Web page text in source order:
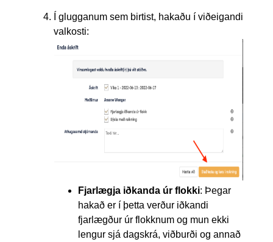
Í glugganum sem birtist, hakaðu í viðeigandi
valkosti:
Fjarlægja iðkanda úr flokki: Þegar
hakað er í þetta verður iðkandi
fjarlægður úr flokknum og mun ekki
lengur sjá dagskrá, viðburði og annað